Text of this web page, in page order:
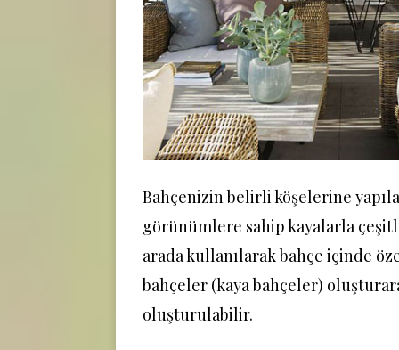
Bahçenizin belirli köşelerine
görünümlere sahip kayalarla
arada kullanılarak bahçe içinde
bahçeler (kaya bahçeler)
oluşturulabilir.